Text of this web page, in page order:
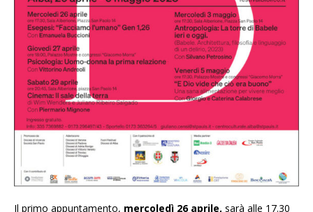
Il primo appuntamento, mercoledì 26 aprile, sarà alle 17.30